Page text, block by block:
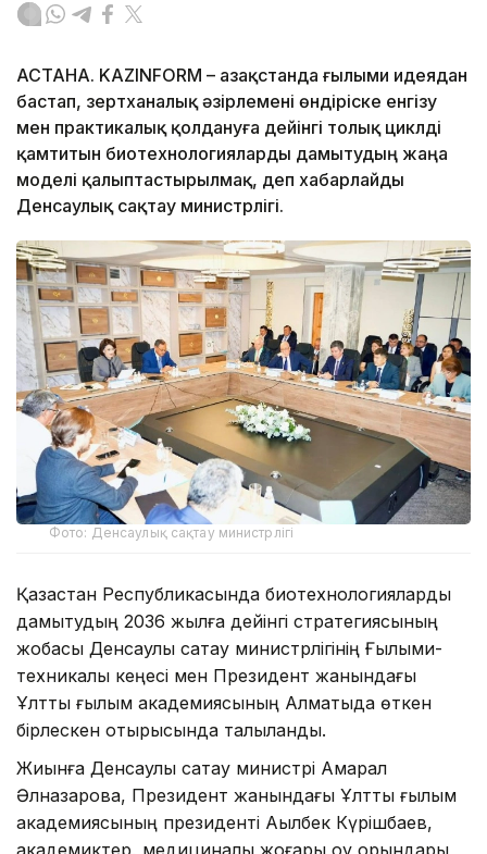
АСТАНА. KAZINFORM – Қазақстанда ғылыми идеядан
бастап, зертханалық әзірлемені өндіріске енгізу
мен практикалық қолдануға дейінгі толық циклді
қамтитын биотехнологияларды дамытудың жаңа
моделі қалыптастырылмақ, деп хабарлайды
Денсаулық сақтау министрлігі.
Фото: Денсаулық сақтау министрлігі
Қазақстан Республикасында биотехнологияларды
дамытудың 2036 жылға дейінгі стратегиясының
жобасы Денсаулық сақтау министрлігінің Ғылыми-
техникалық кеңесі мен Президент жанындағы
Ұлттық ғылым академиясының Алматыда өткен
бірлескен отырысында талқыланды.
Жиынға Денсаулық сақтау министрі Ақмарал
Әлназарова, Президент жанындағы Ұлттық ғылым
академиясының президенті Ақылбек Күрішбаев,
академиктер, медициналық жоғары оқу орындары